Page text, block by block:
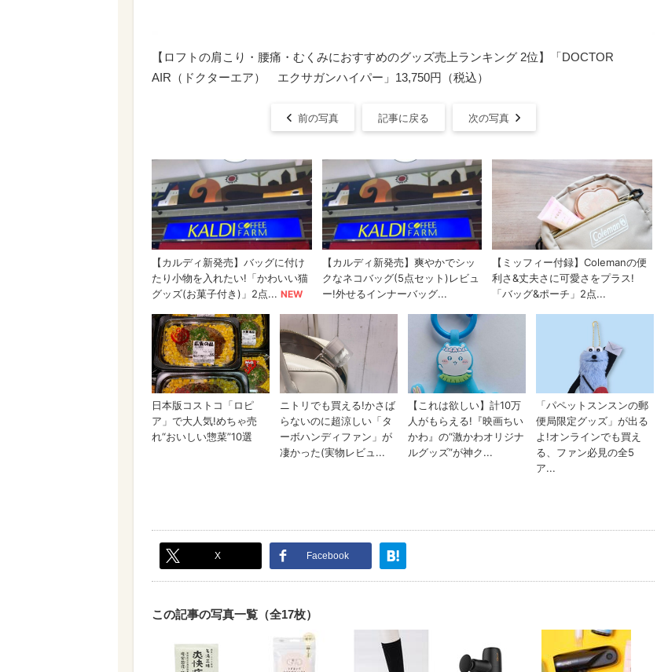
【ロフトの肩こり・腰痛・むくみにおすすめのグッズ売上ランキング 2位】「DOCTOR
AIR（ドクターエア） エクサガンハイパー」13,750円（税込）
前の写真 記事に戻る 次の写真
X Facebook
この記事の写真一覧（全17枚）